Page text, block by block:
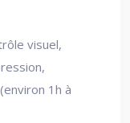
visuel,
1h à